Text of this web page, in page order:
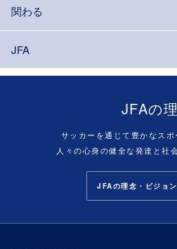
関わる
JFA
JFAの
サッカーを通じて豊かなスポ
人々の心身の健全な発達と社
JFAの理念・ビジョ